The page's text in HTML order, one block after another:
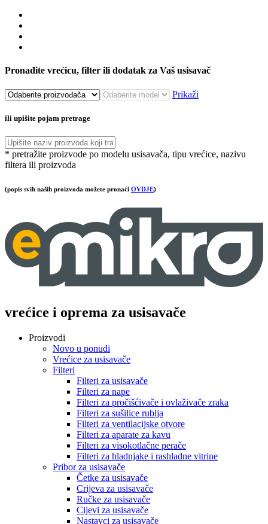
Pronađite vrećicu, filter ili dodatak za Vaš usisavač
Prikaži
ili upišite pojam pretrage
* pretražite proizvode po modelu usisavača, tipu vrećice, nazivu
filtera ili proizvoda
(popis svih naših proizvoda možete pronaći OVDJE)
vrećice i oprema za usisavače
Proizvodi
Novo u ponudi
Vrećice za usisavače
Filteri
Filteri za usisavače
Filteri za nape
Filteri za pročišćivače i ovlaživače zraka
Filteri za sušilice rublja
Filteri za ventilacijske otvore
Filteri za aparate za kavu
Filteri za visokotlačne perače
Filteri za hladnjake i rashladne vitrine
Pribor za usisavače
Četke za usisavače
Crijeva za usisavače
Ručke za usisavače
Cijevi za usisavače
Nastavci za usisavače